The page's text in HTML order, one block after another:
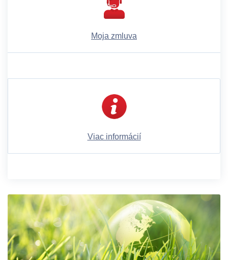
Moja zmluva
Viac informácií